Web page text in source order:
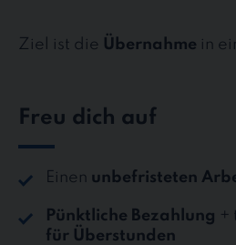
Ziel ist die Übernahme in
Freu dich auf
Einen unbefristeten
Pünktliche Bezahlung +
für Überstunden